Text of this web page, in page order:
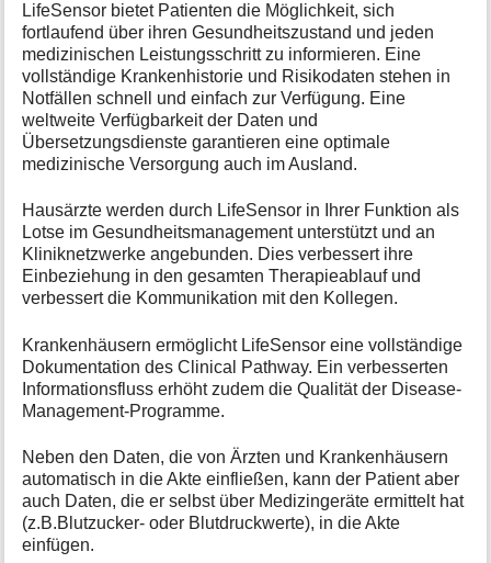
LifeSensor bietet Patienten die Möglichkeit, sich
fortlaufend über ihren Gesundheitszustand und jeden
medizinischen Leistungsschritt zu informieren. Eine
vollständige Krankenhistorie und Risikodaten stehen in
Notfällen schnell und einfach zur Verfügung. Eine
weltweite Verfügbarkeit der Daten und
Übersetzungsdienste garantieren eine optimale
medizinische Versorgung auch im Ausland.
Hausärzte werden durch LifeSensor in Ihrer Funktion als
Lotse im Gesundheitsmanagement unterstützt und an
Kliniknetzwerke angebunden. Dies verbessert ihre
Einbeziehung in den gesamten Therapieablauf und
verbessert die Kommunikation mit den Kollegen.
Krankenhäusern ermöglicht LifeSensor eine vollständige
Dokumentation des Clinical Pathway. Ein verbesserten
Informationsfluss erhöht zudem die Qualität der Disease-
Management-Programme.
Neben den Daten, die von Ärzten und Krankenhäusern
automatisch in die Akte einfließen, kann der Patient aber
auch Daten, die er selbst über Medizingeräte ermittelt hat
(z.B.Blutzucker- oder Blutdruckwerte), in die Akte
einfügen.